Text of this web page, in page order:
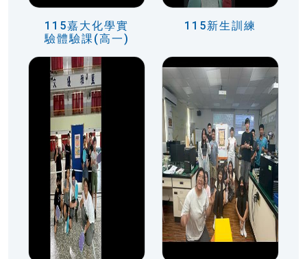
115嘉大化學實
驗體驗課(高一)
115新生訓練